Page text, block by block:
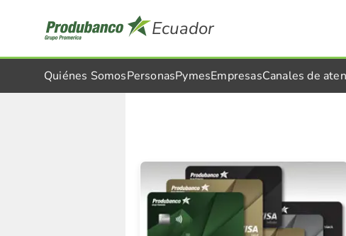
Ecuador
Quiénes SomosPersonasPymesEmpresasCanales de